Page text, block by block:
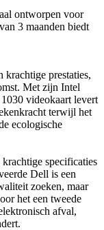
ontworpen voor
3 maanden biedt
prestaties,
Met zijn Intel
videokaart levert
terwijl het
ecologische
specificaties
Dell is een
zoeken, maar
het een tweede
afval,